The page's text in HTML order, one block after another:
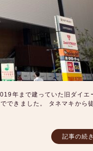
年まで建っていた旧ダイエ
できました。 タネマキから
記事の続